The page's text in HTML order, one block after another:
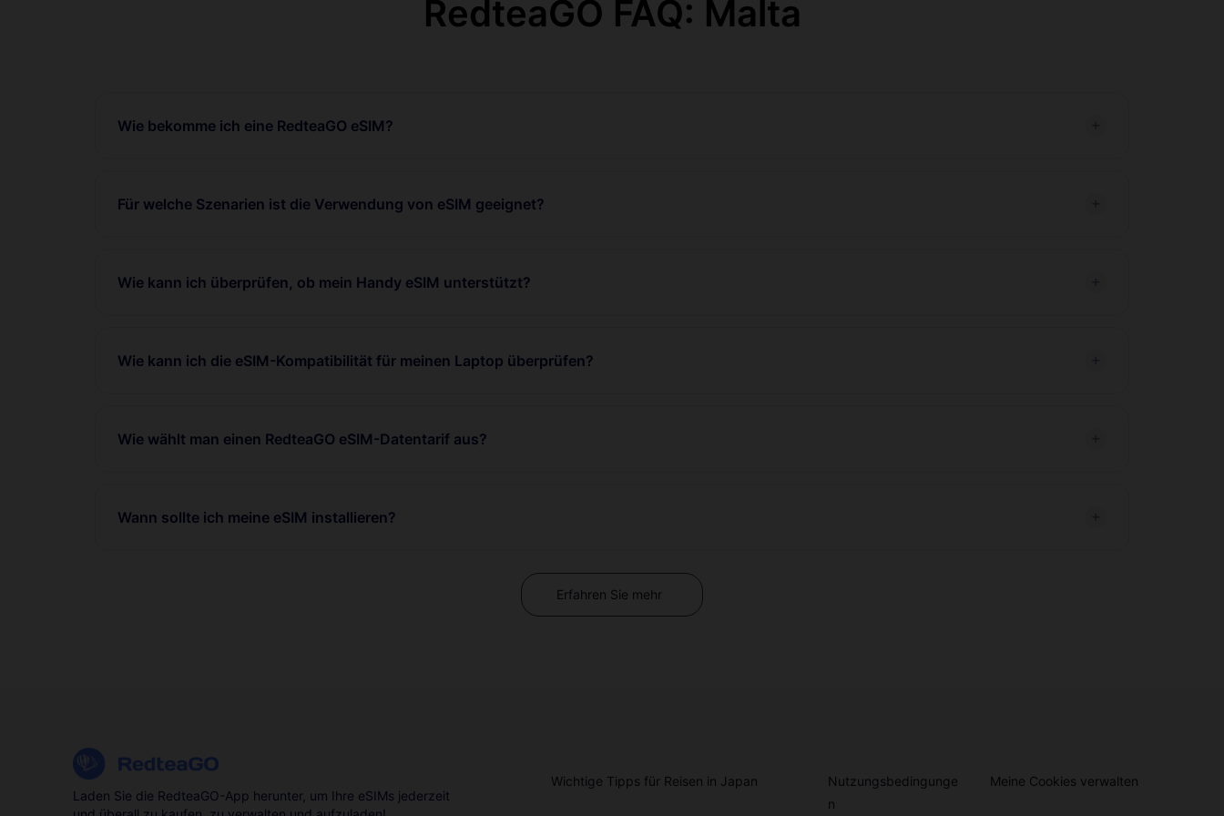
RedteaGO FAQ: Malta
Wie bekomme ich eine RedteaGO eSIM?
Für welche Szenarien ist die Verwendung von eSIM geeignet?
Wie kann ich überprüfen, ob mein Handy eSIM unterstützt?
Wie kann ich die eSIM-Kompatibilität für meinen Laptop überprüfen?
Wie wählt man einen RedteaGO eSIM-Datentarif aus?
Wann sollte ich meine eSIM installieren?
Erfahren Sie mehr
Laden Sie die RedteaGO-App herunter, um Ihre eSIMs jederzeit
Wichtige Tipps für Reisen in Japan
Nutzungsbedingunge
n
Meine Cookies verwalten